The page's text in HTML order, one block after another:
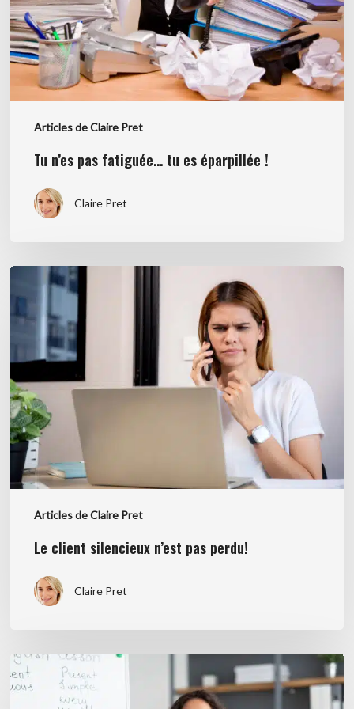
Articles de Claire Pret
éparpillée
!
Tu n’es pas fatiguée… tu es éparpillée !
Claire Pret
Articles de Claire Pret
client
silencieux
perdu!
Le client silencieux n’est pas perdu!
Claire Pret
Comment
créer